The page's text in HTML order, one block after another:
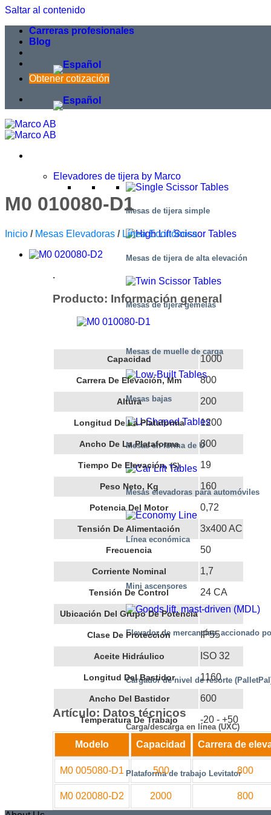
Saltar al contenido
Carreras profesionales
Blog
Obtener cotización
Elevadores de tijera by Marco
Mesas de tijera simple
Mesas de tijera de alta elevación
Mesas de tijera gemelas
Mesas de muelle de carga
Mesas bajas
Mesas en forma de U
Mesas elevadoras para automóviles
Línea económica
Mini ascensores
Elevador de mercancías, accionado
Cargador de nivel de resorte
Carga/descarga en línea (UXC)
Plataforma de trabajo Levitator
M0 010080-D1
Inicio / Mesas Elevadoras / Línea Económica
.
Producto: Información general
Capacidad 1000
Carrera De Elevación, Mm 800
Altura 200
Longitud De La Plataforma 1200
Ancho De La Plataforma 800
Tiempo De Elevación,(s) 19
Peso Neto, Kg 160
Potencia Del Motor 0,72
Tensión De Alimentación 3x400 AC
Frecuencia 50
Corriente Nominal 1,7
Tensión De Control 24 CA
Ubicación Del Grupo De Potencia
Clase De Protección IP55
Aceite Hidráulico ISO 32
Longitud Del Bastidor 1160
Ancho Del Bastidor 600
Temperatura De Trabajo -20 - +50
Artículo: Datos técnicos
Modelo Capacidad Carrera de
M0 005080-D1 500 800
M0 020080-D2 2000 800